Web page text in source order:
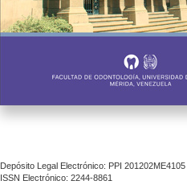
Depósito Legal Electrónico: PPI 201202ME4105
ISSN Electrónico: 2244-8861